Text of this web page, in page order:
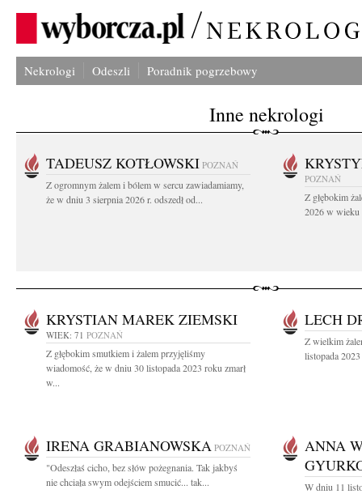
Nekrologi Odeszli Poradnik pogrzebowy
Inne nekrologi
TADEUSZ KOTŁOWSKI POZNAŃ
Z ogromnym żalem i bólem w sercu zawiadamiamy,
że w dniu 3 sierpnia 2026 r. odszedł od...
POZNAŃ
Z głębokim
2026 w wieku
KRYSTIAN MAREK ZIEMSKI
WIEK: 71 POZNAŃ
Z głębokim smutkiem i żalem przyjęliśmy
wiadomość, że w dniu 30 listopada 2023 roku zmarł
w...
LECH
Z wielkim
listopada
IRENA GRABIANOWSKA POZNAŃ
"Odeszłaś cicho, bez słów pożegnania. Tak jakbyś
nie chciała swym odejściem smucić... tak...
ANNA
W dniu 11